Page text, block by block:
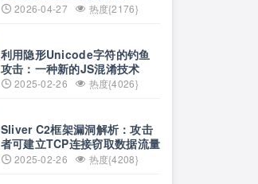
Linux用户获取root权限
2026-04-27 热度{2176}
利用隐形Unicode字符的钓鱼
攻击：一种新的JS混淆技术
2025-02-26 热度{4026}
Sliver C2框架漏洞解析：攻击
者可建立TCP连接窃取数据流量
2025-02-26 热度{4208}